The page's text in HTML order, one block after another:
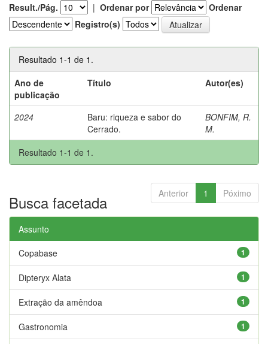
Result./Pág. | Ordenar por
Ordenar
Registro(s)
Resultado 1-1 de 1.
Ano de
publicação
Título Autor(es)
2024
Baru: riqueza e sabor do
Cerrado.
BONFIM, R.
M.
Resultado 1-1 de 1.
Anterior 1 Póximo
Busca facetada
Assunto
1
Copabase
1
Dipteryx Alata
1
Extração da amêndoa
1
Gastronomia